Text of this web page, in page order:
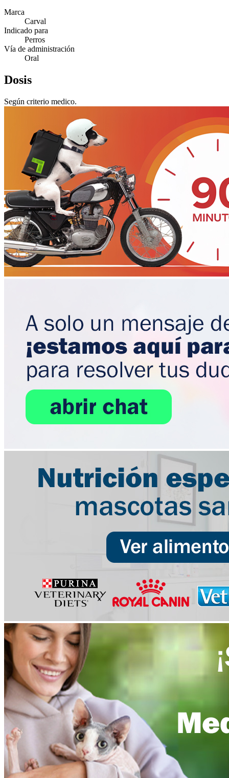
Marca
Carval
Indicado para
Perros
Vía de administración
Oral
Dosis
Según criterio medico.